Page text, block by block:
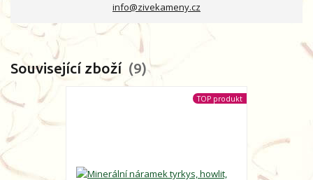
info@zivekameny.cz
Související zboží 9
TOP produkt